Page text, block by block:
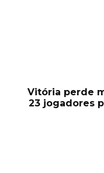
Vitória perde
23 jogadores